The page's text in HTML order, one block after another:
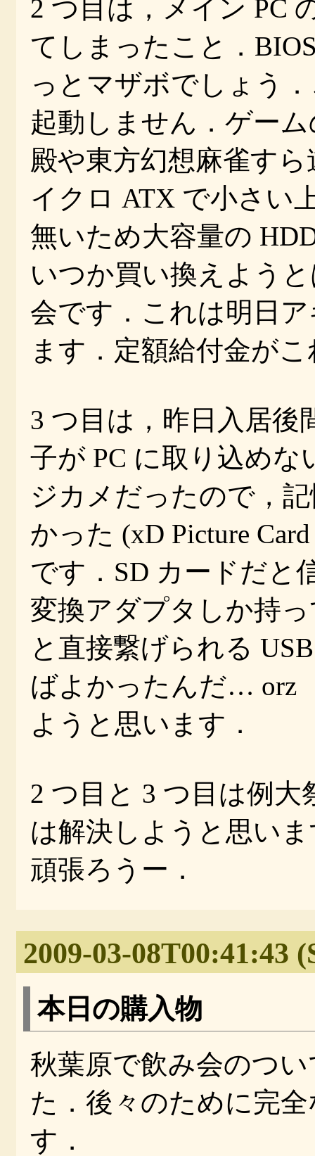
2 つ目は，メイン PC
てしまったこと．
っとマザボでしょう
起動しません．ゲー
殿や東方幻想麻雀す
イクロ ATX で小さい
無いため大容量の
いつか買い換えよう
会です．これは明日
ます．定額給付金が
3 つ目は，昨日入居後
子が PC に取り込め
ジカメだったので，
かった (xD Picture
です．SD カードだと
変換アダプタしか持
と直接繋げられる
ばよかったんだ… orz
ようと思います．
2 つ目と 3 つ目は例
は解決しようと思い
頑張ろうー．
2009-03-08T00:41:43
本日の購入物
秋葉原で飲み会のつ
た．後々のために完
す．